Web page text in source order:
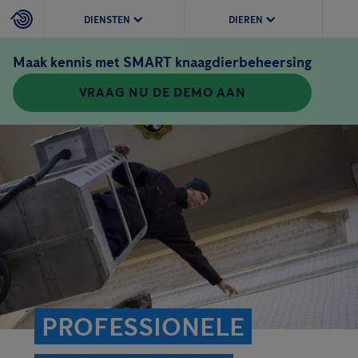
DIENSTEN DIEREN
Maak kennis met SMART knaagdierbeheersing
VRAAG NU DE DEMO AAN
PROFESSIONELE